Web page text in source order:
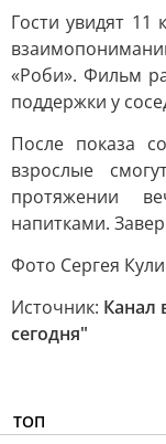
Гости увидят 11
«Роби». Фильм
поддержки у
После показа
взрослые
протяжении
напитками.
Фото Сергея
Источник: Канал
сегодня"
ТОП